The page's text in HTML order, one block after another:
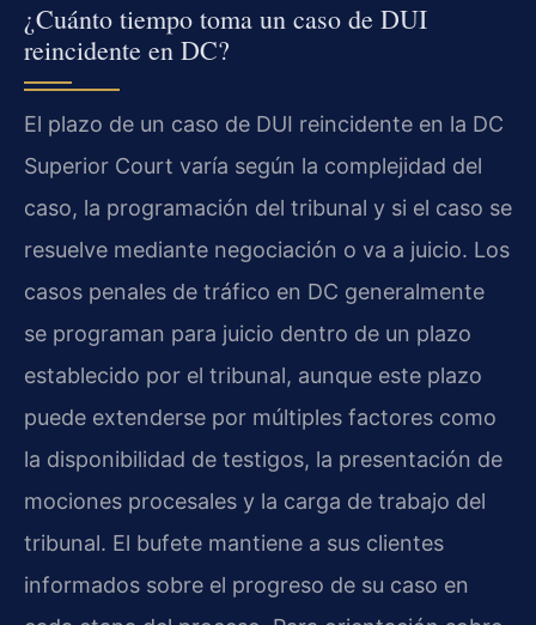
¿Cuánto tiempo toma un caso de DUI
reincidente en DC?
El plazo de un caso de DUI reincidente en la DC
Superior Court varía según la complejidad del
caso, la programación del tribunal y si el caso se
resuelve mediante negociación o va a juicio. Los
casos penales de tráfico en DC generalmente
se programan para juicio dentro de un plazo
establecido por el tribunal, aunque este plazo
puede extenderse por múltiples factores como
la disponibilidad de testigos, la presentación de
mociones procesales y la carga de trabajo del
tribunal. El bufete mantiene a sus clientes
informados sobre el progreso de su caso en